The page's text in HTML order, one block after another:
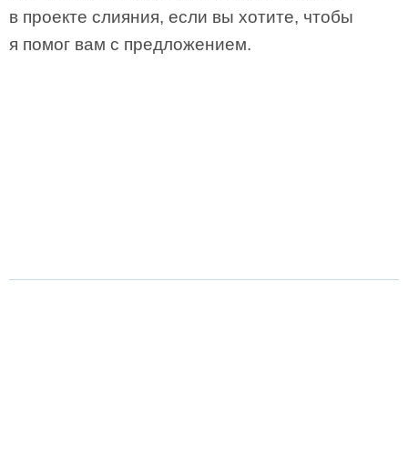
в проекте слияния, если вы хотите, чтобы
я помог вам с предложением.